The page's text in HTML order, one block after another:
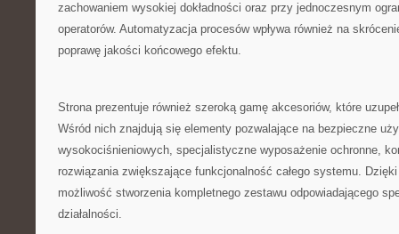
zachowaniem wysokiej dokładności oraz przy jednoczesnym
operatorów. Automatyzacja procesów wpływa również na
poprawę jakości końcowego efektu.
Strona prezentuje również szeroką gamę akcesoriów, które
Wśród nich znajdują się elementy pozwalające na bezpieczne
wysokociśnieniowych, specjalistyczne wyposażenie ochronne,
rozwiązania zwiększające funkcjonalność całego systemu.
możliwość stworzenia kompletnego zestawu odpowiadającego
działalności.